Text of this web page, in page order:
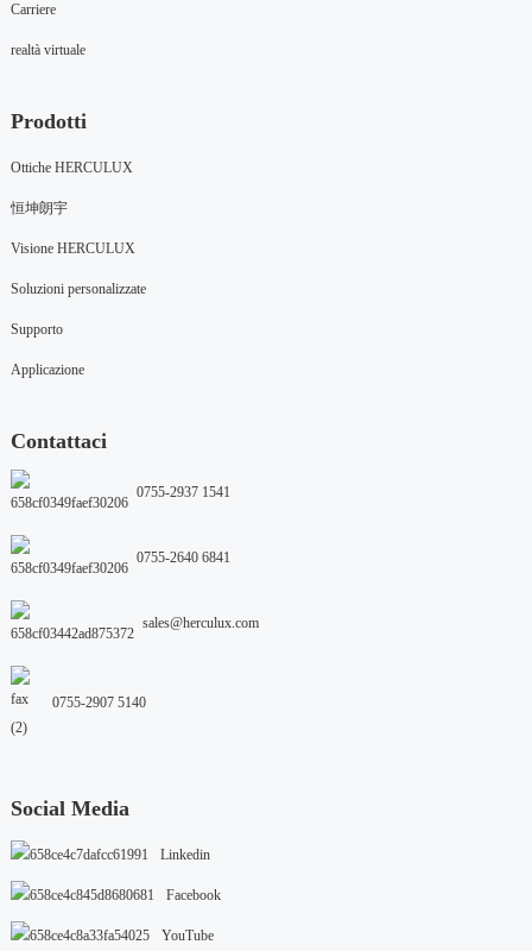
Carriere
realtà virtuale
Prodotti
Ottiche HERCULUX
恒坤朗宇
Visione HERCULUX
Soluzioni personalizzate
Supporto
Applicazione
Contattaci
0755-2937 1541
0755-2640 6841
sales@herculux.com
0755-2907 5140
Social Media
Linkedin
Facebook
YouTube